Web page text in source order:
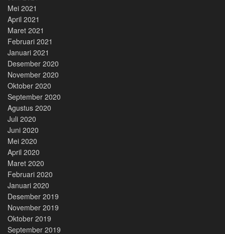
Mei 2021
April 2021
Maret 2021
Februari 2021
Januari 2021
Desember 2020
November 2020
Oktober 2020
September 2020
Agustus 2020
Juli 2020
Juni 2020
Mei 2020
April 2020
Maret 2020
Februari 2020
Januari 2020
Desember 2019
November 2019
Oktober 2019
September 2019